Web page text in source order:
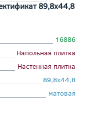
89,8x44,8
16886
Напольная плитка
Настенная плитка
89,8x44,8
матовая